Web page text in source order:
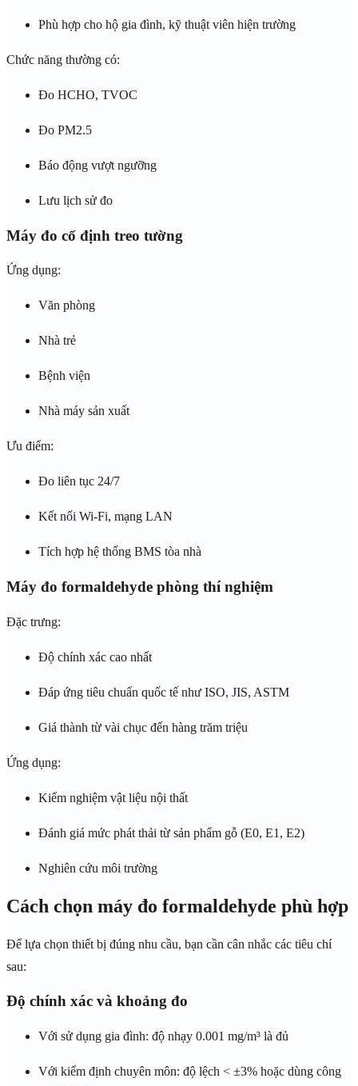
Phù hợp cho hộ gia đình, kỹ thuật viên hiện trường
Chức năng thường có:
Đo HCHO, TVOC
Đo PM2.5
Báo động vượt ngưỡng
Lưu lịch sử đo
Máy đo cố định treo tường
Ứng dụng:
Văn phòng
Nhà trẻ
Bệnh viện
Nhà máy sản xuất
Ưu điểm:
Đo liên tục 24/7
Kết nối Wi-Fi, mạng LAN
Tích hợp hệ thống BMS tòa nhà
Máy đo formaldehyde phòng thí nghiệm
Đặc trưng:
Độ chính xác cao nhất
Đáp ứng tiêu chuẩn quốc tế như ISO, JIS, ASTM
Giá thành từ vài chục đến hàng trăm triệu
Ứng dụng:
Kiểm nghiệm vật liệu nội thất
Đánh giá mức phát thải từ sản phẩm gỗ (E0, E1, E2)
Nghiên cứu môi trường
Cách chọn máy đo formaldehyde phù hợp
Để lựa chọn thiết bị đúng nhu cầu, bạn cần cân nhắc các tiêu chí
sau:
Độ chính xác và khoảng đo
Với sử dụng gia đình: độ nhạy 0.001 mg/m³ là đủ
Với kiểm định chuyên môn: độ lệch < ±3% hoặc dùng công